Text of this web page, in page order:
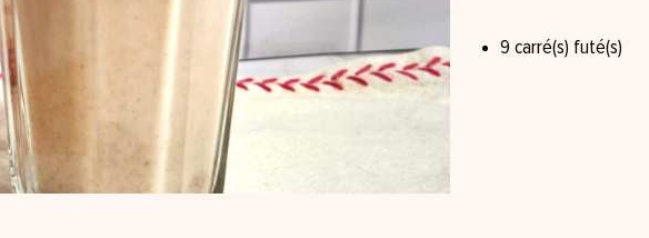
9 carré(s) futé(s)